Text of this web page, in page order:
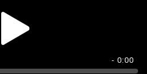
- 0:00